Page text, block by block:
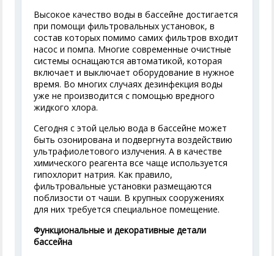
Высокое качество воды в бассейне достигается
при помощи фильтровальных установок, в
состав которых помимо самих фильтров входит
насос и помпа. Многие современные очистные
системы оснащаются автоматикой, которая
включает и выключает оборудование в нужное
время. Во многих случаях дезинфекция воды
уже не производится с помощью вредного
жидкого хлора.
Сегодня с этой целью вода в бассейне может
быть озонирована и подвергнута воздействию
ультрафиолетового излучения. А в качестве
химического реагента все чаще используется
гипохлорит натрия. Как правило,
фильтровальные установки размещаются
поблизости от чаши. В крупных сооружениях
для них требуется специальное помещение.
Функциональные и декоративные детали
бассейна